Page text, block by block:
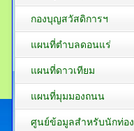
กองบุญสวัสดิการฯ
แผนที่ตำบลดอนแร่
แผนที่ดาวเทียม
แผนที่มุมมองถนน
ศูนย์ข้อมูลสำหรับนักท่อง